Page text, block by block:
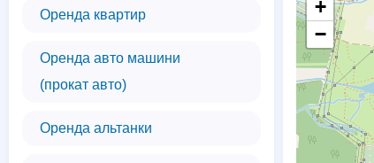
Оренда квартир
Оренда авто машини
(прокат авто)
Оренда альтанки
+
−